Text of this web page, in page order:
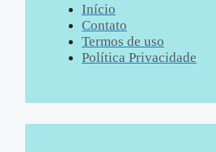
Início
Contato
Termos de uso
Política Privacidade